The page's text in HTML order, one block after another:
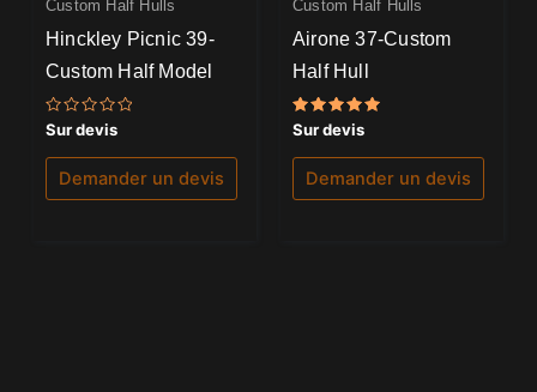
Custom Half Hulls
Hinckley Picnic 39-
Custom Half Model
Note
0
sur
Sur devis
Demander un devis
Custom Half Hulls
Airone 37-Custom
Half Hull
Note
5.00
sur 5
Sur devis
Demander un devis